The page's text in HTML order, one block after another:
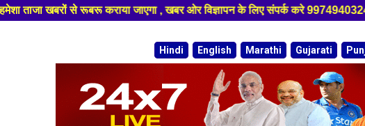
के लिए संपर्क करे 9974940324 8955950335 ,हमारे यूट्यूब चैनल को सबस्क्राइब
Hindi English Marathi Gujarati